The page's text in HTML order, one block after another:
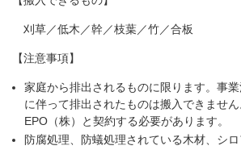
刈草／低木／幹／枝葉／竹／合板
【注意事項】
家庭から排出されるものに限ります。事業
に伴って排出されたものは搬入できませ
EPO（株）と契約する必要があります。
防腐処理、防蟻処理されている木材、シ